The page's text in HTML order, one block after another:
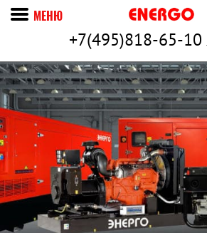
+7(495)818-65-10
МЕНЮ